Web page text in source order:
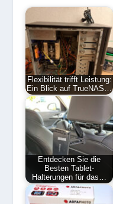
Flexibilität trifft Leistung:
Ein Blick auf TrueNAS…
Entdecken Sie die
Besten Tablet-
Halterungen für das…